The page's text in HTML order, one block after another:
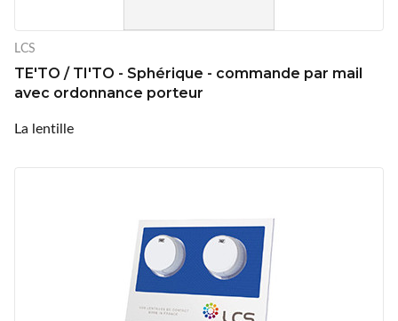
LCS
TE'TO / TI'TO - Sphérique - commande par mail
avec ordonnance porteur
La lentille